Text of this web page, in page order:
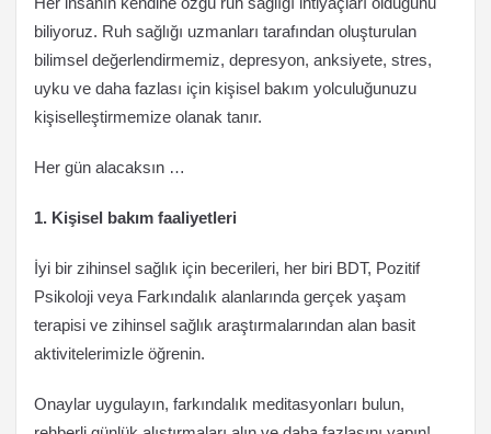
biliyoruz. Ruh sağlığı uzmanları tarafından oluşturulan
bilimsel değerlendirmemiz, depresyon, anksiyete, stres,
uyku ve daha fazlası için kişisel bakım yolculuğunuzu
kişiselleştirmemize olanak tanır.
Her gün alacaksın …
1. Kişisel bakım faaliyetleri
İyi bir zihinsel sağlık için becerileri, her biri BDT, Pozitif
Psikoloji veya Farkındalık alanlarında gerçek yaşam
terapisi ve zihinsel sağlık araştırmalarından alan basit
aktivitelerimizle öğrenin.
Onaylar uygulayın, farkındalık meditasyonları bulun,